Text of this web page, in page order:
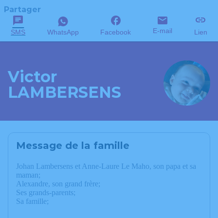
Partager
SMS WhatsApp Facebook E-mail Lien
Victor
LAMBERSENS
Message de la famille
Johan Lambersens et Anne-Laure Le Maho, son papa et sa
maman;
Alexandre, son grand frère;
Ses grands-parents;
Sa famille;